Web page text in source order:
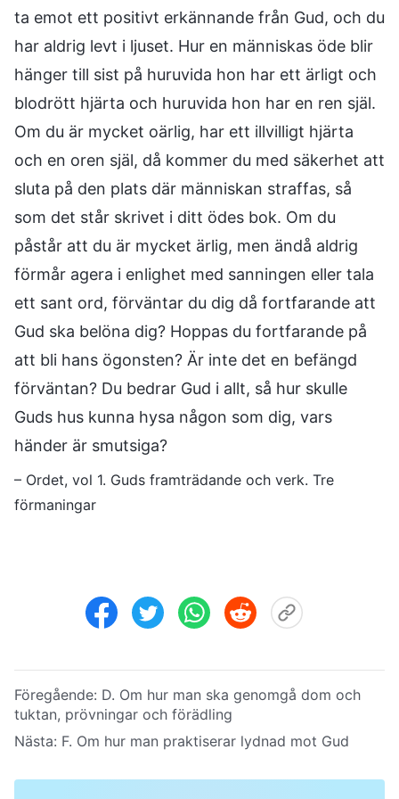
ta emot ett positivt erkännande från Gud, och du
har aldrig levt i ljuset. Hur en människas öde blir
hänger till sist på huruvida hon har ett ärligt och
blodrött hjärta och huruvida hon har en ren själ.
Om du är mycket oärlig, har ett illvilligt hjärta
och en oren själ, då kommer du med säkerhet att
sluta på den plats där människan straffas, så
som det står skrivet i ditt ödes bok. Om du
påstår att du är mycket ärlig, men ändå aldrig
förmår agera i enlighet med sanningen eller tala
ett sant ord, förväntar du dig då fortfarande att
Gud ska belöna dig? Hoppas du fortfarande på
att bli hans ögonsten? Är inte det en befängd
förväntan? Du bedrar Gud i allt, så hur skulle
Guds hus kunna hysa någon som dig, vars
händer är smutsiga?
– Ordet, vol 1. Guds framträdande och verk. Tre
förmaningar
Föregående: D. Om hur man ska genomgå dom och
tuktan, prövningar och förädling
Nästa: F. Om hur man praktiserar lydnad mot Gud